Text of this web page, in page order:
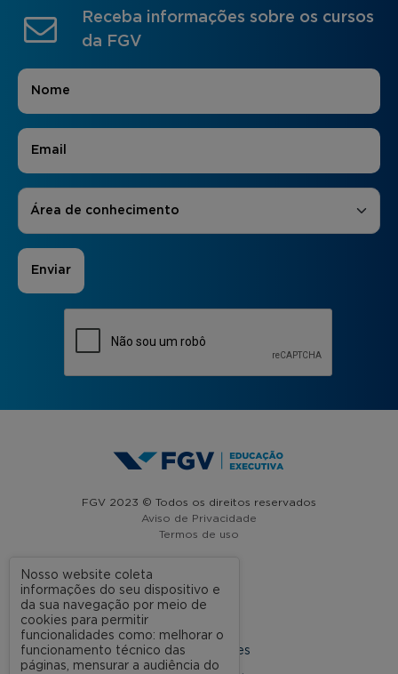
Receba informações sobre os cursos
da FGV
Nome
E-mail
Áreas de Interesse
Área de conhecimento
FGV 2023 © Todos os direitos reservados
Aviso de Privacidade
Termos de uso
A FGV
Nossas Unidades
Nosso website coleta
informações do seu dispositivo e
da sua navegação por meio de
cookies para permitir
funcionalidades como: melhorar o
funcionamento técnico das
páginas, mensurar a audiência do